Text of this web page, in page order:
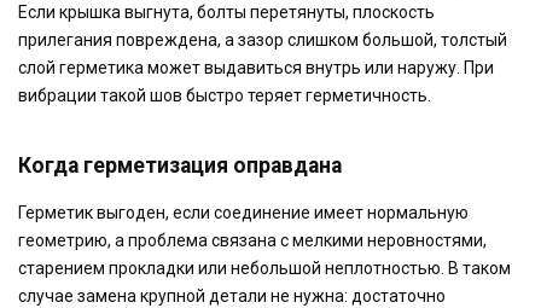
Если крышка выгнута, болты перетянуты, плоскость
прилегания повреждена, а зазор слишком большой, толстый
слой герметика может выдавиться внутрь или наружу. При
вибрации такой шов быстро теряет герметичность.
Когда герметизация оправдана
Герметик выгоден, если соединение имеет нормальную
геометрию, а проблема связана с мелкими неровностями,
старением прокладки или небольшой неплотностью. В таком
случае замена крупной детали не нужна: достаточно